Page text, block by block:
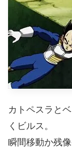
カトペスラと
くビルス。
瞬間移動か残